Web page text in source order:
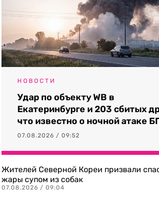
НОВОСТИ
Удар по объекту WB в
Екатеринбурге и 203 сбитых
что известно о ночной атаке
07.08.2026 / 09:52
Жителей Северной Кореи призвали
жары супом из собак
07.08.2026 / 09:04